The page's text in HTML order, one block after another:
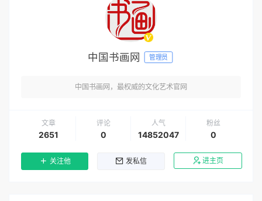
中国书画网 管理员
中国书画网，最权威的文化艺术官网
文章
2651
评论
0
人气
14852047
粉丝
0
关注他 发私信 进主页